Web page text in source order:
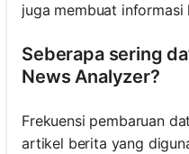
juga membuat informasi
Seberapa sering
News Analyzer?
Frekuensi pembaruan
artikel berita yang